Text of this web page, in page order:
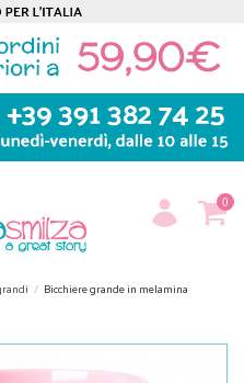
0
Bicchiere grande in melamina